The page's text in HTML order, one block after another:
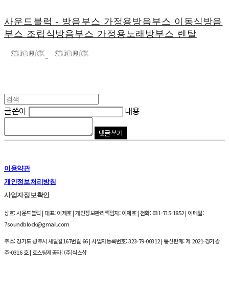
사운드블럭 - 방음부스 가정용방음부스 이동식방음
부스 조립식방음부스 가정용노래방부스 렌탈
글쓴이 내용
댓글 쓰기
이용약관
개인정보처리방침
사업자정보확인
상호: 사운드블럭 | 대표: 이제호 | 개인정보관리책임자: 이제호 | 전화: 031-715-1852 | 이메일:
7soundblock@gmail.com
주소: 경기도 광주시 새말길167번길 66 | 사업자등록번호:323-79-00312| 통신판매:제 2021-경기광
주-0316 호| 호스팅제공자: (주)식스샵